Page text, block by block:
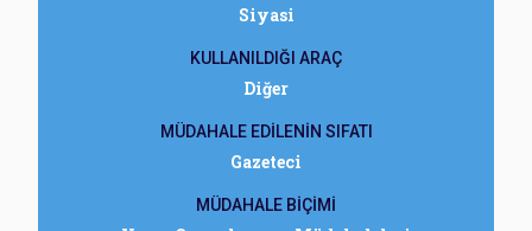
Siyasi
KULLANILDIĞI ARAÇ
Diğer
MÜDAHALE EDİLENİN SIFATI
Gazeteci
MÜDAHALE BİÇİMİ